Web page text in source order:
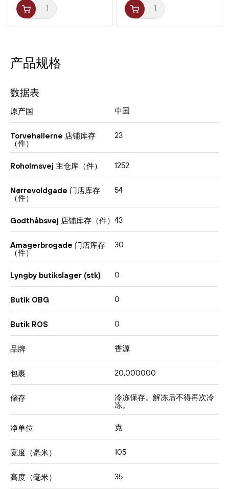
产品规格
数据表
原产国 中国
Torvehallerne 店铺库存
（件）
23
Roholmsvej 主仓库（件） 1252
Nørrevoldgade 门店库存
（件）
54
Godthåbsvej 店铺库存（件） 43
Amagerbrogade 门店库存
（件）
30
Lyngby butikslager (stk) 0
Butik OBG 0
Butik ROS 0
品牌 ⾹源
包裹 20,000000
储存 冷冻保存。解冻后不得再次冷
冻。
净单位 克
宽度（毫米） 105
高度（毫米） 35